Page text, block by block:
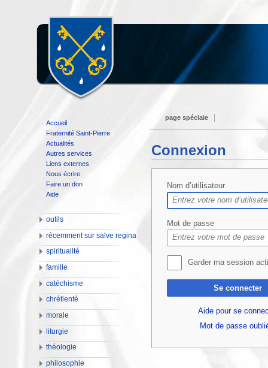
Connexion
Nom d’utilisateur
Mot de passe
Garder ma session
Se connecter
Aide pour se
Mot de passe
page spéciale
Accueil
Fraternité Saint-Pierre
Actualités
Autres services
Liens externes
Nous écrire
Faire un don
Aide
outils
récemment sur salve regina
spiritualité
famille
catéchisme
chrétienté
morale
liturgie
théologie
philosophie